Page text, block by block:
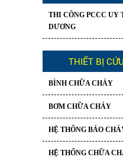
THI CÔNG PCCC
DƯƠNG
THIẾT BỊ
BÌNH CHỮA CHÁY
BƠM CHỮA CHÁY
HỆ THỐNG BÁO
HỆ THỐNG CHỮA